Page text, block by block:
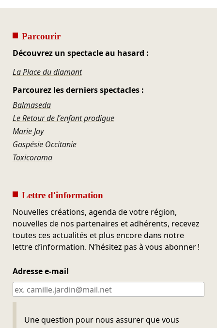
Parcourir
Découvrez un spectacle au hasard :
La Place du diamant
Parcourez les derniers spectacles :
Balmaseda
Le Retour de l'enfant prodigue
Marie Jay
Gaspésie Occitanie
Toxicorama
Lettre d'information
Nouvelles créations, agenda de votre région,
nouvelles de nos partenaires et adhérents, recevez
toutes ces actualités et plus encore dans notre
lettre d’information. N’hésitez pas à vous abonner !
Adresse e-mail
Une question pour nous assurer que vous
Ne pas remplir